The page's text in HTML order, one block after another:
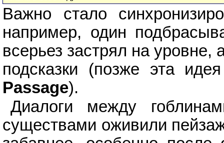
Важно стало
например, один
всерьез застрял на
подсказки (позже эта
Passage).
Диалоги между
существами оживили